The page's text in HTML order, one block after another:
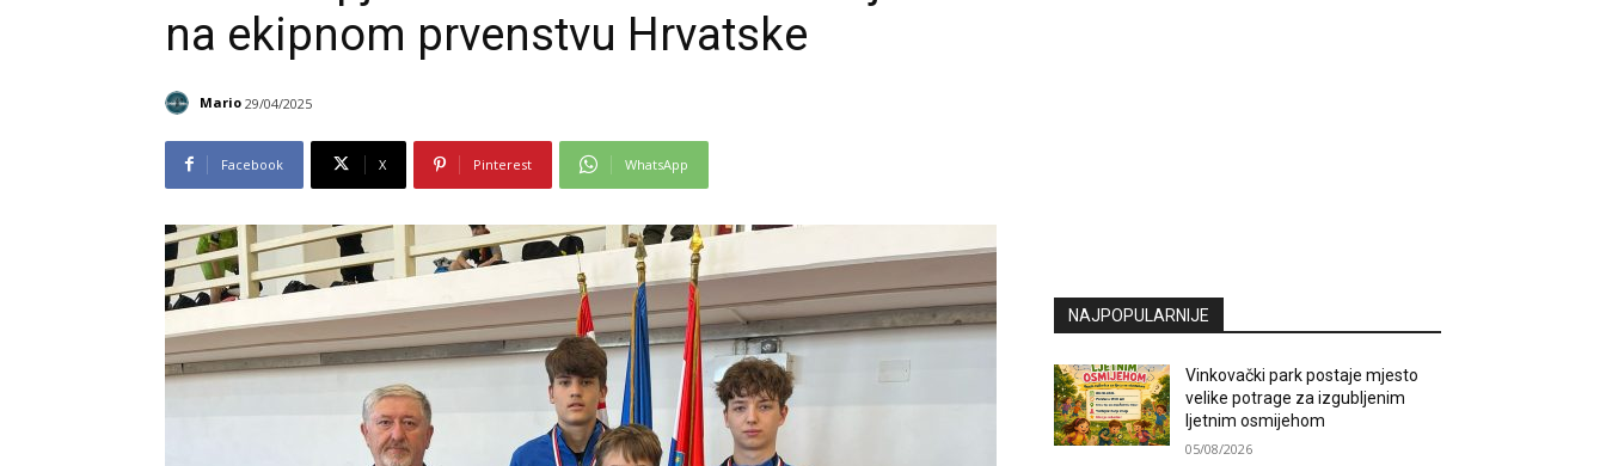
na ekipnom prvenstvu Hrvatske
Mario 29/04/2025
Facebook X Pinterest WhatsApp
NAJPOPULARNIJE
Vinkovački park postaje mjesto
velike potrage za izgubljenim
ljetnim osmijehom
05/08/2026